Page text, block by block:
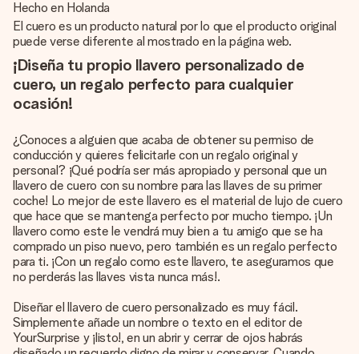
Hecho en Holanda
El cuero es un producto natural por lo que el producto original
puede verse diferente al mostrado en la página web.
¡Diseña tu propio llavero personalizado de
cuero, un regalo perfecto para cualquier
ocasión!
¿Conoces a alguien que acaba de obtener su permiso de
conducción y quieres felicitarle con un regalo original y
personal? ¡Qué podría ser más apropiado y personal que un
llavero de cuero con su nombre para las llaves de su primer
coche! Lo mejor de este llavero es el material de lujo de cuero
que hace que se mantenga perfecto por mucho tiempo. ¡Un
llavero como este le vendrá muy bien a tu amigo que se ha
comprado un piso nuevo, pero también es un regalo perfecto
para ti. ¡Con un regalo como este llavero, te aseguramos que
no perderás las llaves vista nunca más!.
Diseñar el llavero de cuero personalizado es muy fácil.
Simplemente añade un nombre o texto en el editor de
YourSurprise y ¡listo!, en un abrir y cerrar de ojos habrás